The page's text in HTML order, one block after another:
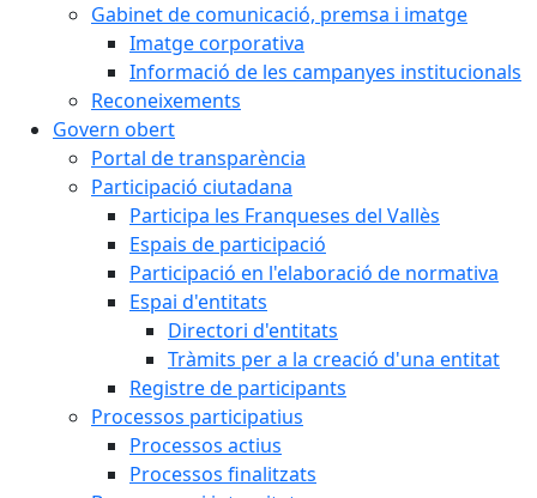
Gabinet de comunicació, premsa i imatge
Imatge corporativa
Informació de les campanyes institucionals
Reconeixements
Govern obert
Portal de transparència
Participació ciutadana
Participa les Franqueses del Vallès
Espais de participació
Participació en l'elaboració de normativa
Espai d'entitats
Directori d'entitats
Tràmits per a la creació d'una entitat
Registre de participants
Processos participatius
Processos actius
Processos finalitzats